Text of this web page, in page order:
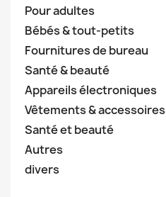
Pour adultes
Bébés & tout-petits
Fournitures de bureau
Santé & beauté
Appareils électroniques
Vêtements & accessoires
Santé et beauté
Autres
divers